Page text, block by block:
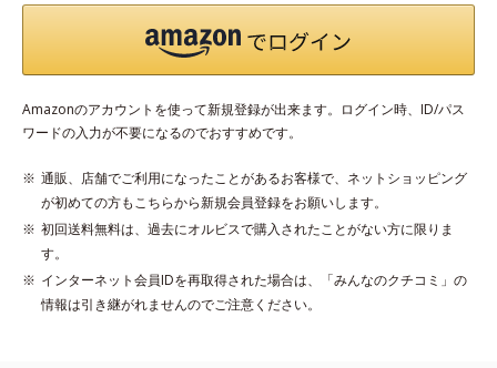
Amazonのアカウントを使って新規登録が出来ます。ログイン時、ID/パス
ワードの入力が不要になるのでおすすめです。
通販、店舗でご利用になったことがあるお客様で、ネットショッピング
が初めての方もこちらから新規会員登録をお願いします。
初回送料無料は、過去にオルビスで購入されたことがない方に限りま
す。
インターネット会員IDを再取得された場合は、「みんなのクチコミ」の
情報は引き継がれませんのでご注意ください。